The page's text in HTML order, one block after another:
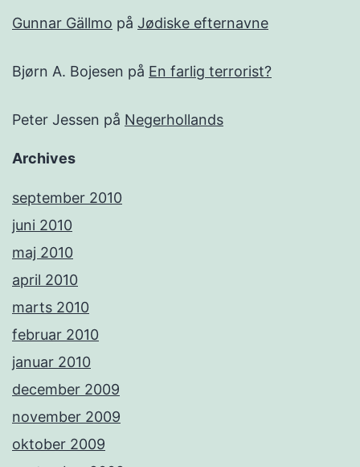
Gunnar Gällmo på Jødiske efternavne
Bjørn A. Bojesen på En farlig terrorist?
Peter Jessen på Negerhollands
Archives
september 2010
juni 2010
maj 2010
april 2010
marts 2010
februar 2010
januar 2010
december 2009
november 2009
oktober 2009